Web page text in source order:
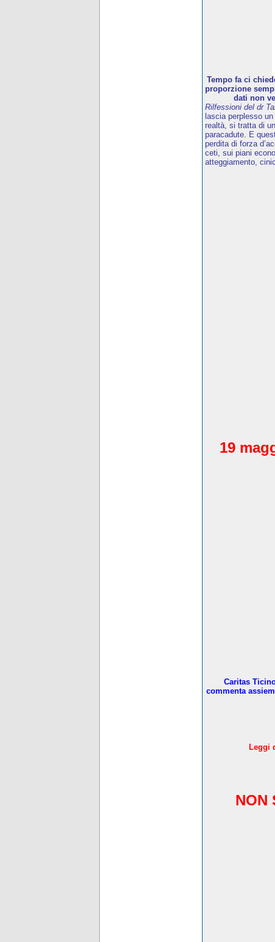
Tempo fa ci
proporzione
dati non
Rilfessioni del dr
lascia perplesso
realtà, si tratta di
paracadute. E
perdita di forza
ceti, sui piani
atteggiamento,
19
Caritas
commenta
Leggi
NON